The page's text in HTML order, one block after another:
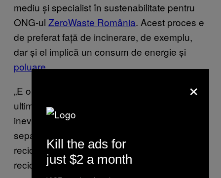
mediu și specialist în sustenabilitate pentru
ONG-ul ZeroWaste România. Acest proces e
de preferat față de incinerare, de exemplu,
dar și el implică un consum de energie și
poluare.
„E o parte din soluție, dar ar trebui să fie
ultima soluție, doar acolo unde este
inevitabil”, spune ea. „E nevoie de colectare
separată, care contribuie la un grad de
reciclare mai ridicat, dar tot acest focus pe
reciclare este mult prea mare în comparație
×
Kill the ads for
just $2 a month